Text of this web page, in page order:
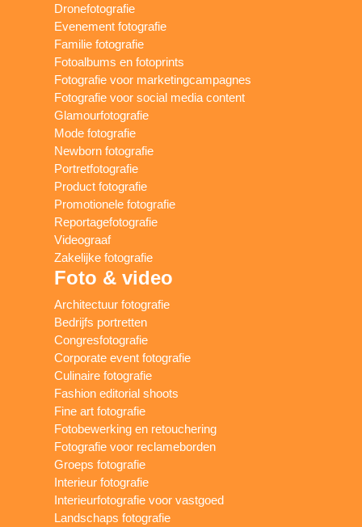
Dronefotografie
Evenement fotografie
Familie fotografie
Fotoalbums en fotoprints
Fotografie voor marketingcampagnes
Fotografie voor social media content
Glamourfotografie
Mode fotografie
Newborn fotografie
Portretfotografie
Product fotografie
Promotionele fotografie
Reportagefotografie
Videograaf
Zakelijke fotografie
Foto & video
Architectuur fotografie
Bedrijfs portretten
Congresfotografie
Corporate event fotografie
Culinaire fotografie
Fashion editorial shoots
Fine art fotografie
Fotobewerking en retouchering
Fotografie voor reclameborden
Groeps fotografie
Interieur fotografie
Interieurfotografie voor vastgoed
Landschaps fotografie